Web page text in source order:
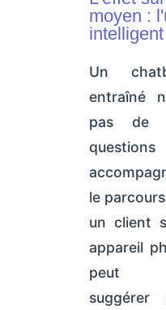
moyen :
intelligent
Un
entraîné
pas de
le
un client
appareil
peut